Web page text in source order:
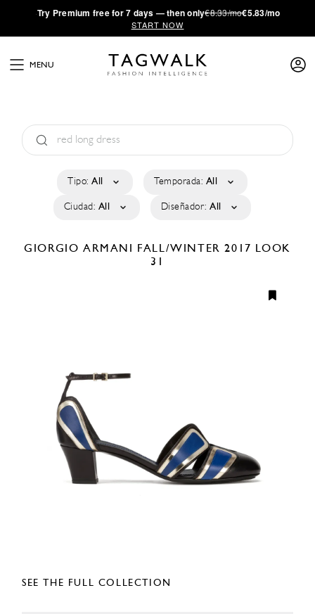
·Try Premium free for 7 days — then only€8.33/mo€5.83/mo
START NOW
MENU
Tipo: All Temporada: All
Ciudad: All Diseñador: All
GIORGIO ARMANI FALL/WINTER 2017 LOOK
31
SEE THE FULL COLLECTION